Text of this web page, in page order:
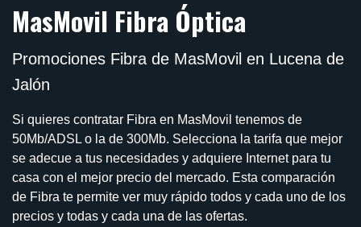
MasMovil Fibra Óptica
Promociones Fibra de MasMovil en Lucena de
Jalón
Si quieres contratar Fibra en MasMovil tenemos de
50Mb/ADSL o la de 300Mb. Selecciona la tarifa que mejor
se adecue a tus necesidades y adquiere Internet para tu
casa con el mejor precio del mercado. Esta comparación
de Fibra te permite ver muy rápido todos y cada uno de los
precios y todas y cada una de las ofertas.